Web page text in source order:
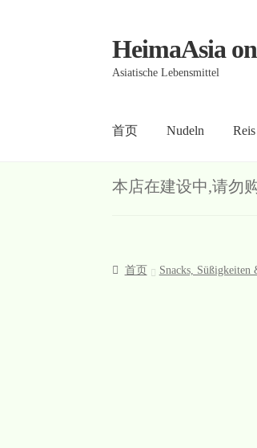
Skip
Skip
HeimaAsia
Asiatische Lebensmittel
首页 Nudeln Reis
首页About AGB Contact
本店在建设中,请勿
首页 Snacks, Süßigkeiten